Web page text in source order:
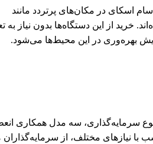
اسکای در مکان‌های پرتردد مانند
خرید از این دستگاه‌ها بدون نیاز به
بهره‌وری در این محیط‌ها می‌شود.
سه مدل همکاری
با نیازهای مختلف، از